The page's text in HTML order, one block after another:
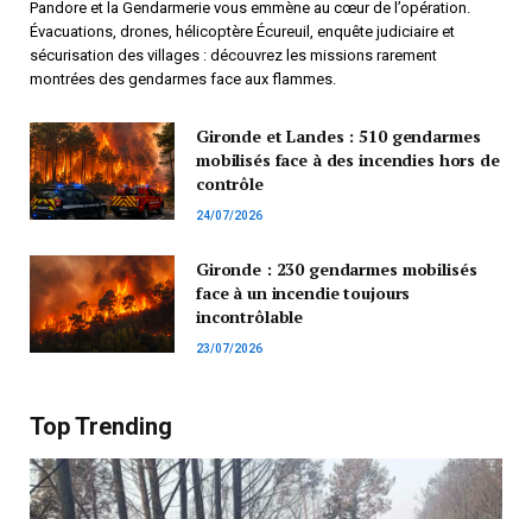
Pandore et la Gendarmerie vous emmène au cœur de l’opération.
Évacuations, drones, hélicoptère Écureuil, enquête judiciaire et
sécurisation des villages : découvrez les missions rarement
montrées des gendarmes face aux flammes.
Gironde et Landes : 510 gendarmes
mobilisés face à des incendies hors de
contrôle
24/07/2026
Gironde : 230 gendarmes mobilisés
face à un incendie toujours
incontrôlable
23/07/2026
Top Trending